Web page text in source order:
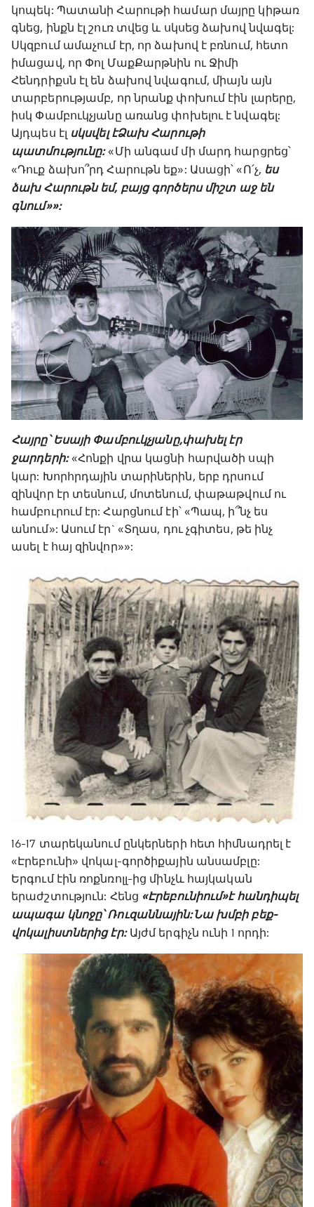
կոպեկ: Պատանի Հարութի համար մայրը կիթառ
գնեց, ինքն էլ շուռ տվեց և սկսեց ձախով նվագել:
Սկզբում ամաչում էր, որ ձախով է բռնում, հետո
իմացավ, որ Փոլ ՄաքՔարթնին ու Ջիմի
Հենդրիքսն էլ են ձախով նվագում, միայն այն
տարբերությամբ, որ նրանք փոխում էին լարերը,
իսկ Փամբուկչյանը առանց փոխելու է նվագել:
Այդպես էլ սկսվել է Ձախ Հարութի
պատմությունը:«Մի անգամ մի մարդ հարցրեց՝
«Դուք ձախո՞րդ Հարութն եք»: Ասացի՝ «Ո՛չ, ես
ձախ Հարութն եմ, բայց գործերս միշտ աջ են
գնում»»:
Հայրը՝ Եսայի Փամբուկչյանը, փախել էր
ջարդերի:«Հոնքի վրա կացնի հարվածի սպի
կար: Խորհրդային տարիներին, երբ դրսում
զինվոր էր տեսնում, մոտենում, փաթաթվում ու
համբուրում էր: Հարցնում էի՝ «Պապ, ի՞նչ ես
անում»: Ասում էր` «Տղաս, դու չգիտես, թե ինչ
ասել է հայ զինվոր»»:
16-17 տարեկանում ընկերների հետ հիմնադրել է
«Էրեբունի» վոկալ-գործիքային անսամբլը:
Երգում էին ռոքնռոլլ-ից մինչև հայկական
երաժշտություն: Հենց «Էրեբունիում» է հանդիպել
ապագա կնոջը՝ Ռուզաննային: Նա խմբի բեք-
վոկալիստներից էր: Այժմ երգիչն ունի 1 որդի: